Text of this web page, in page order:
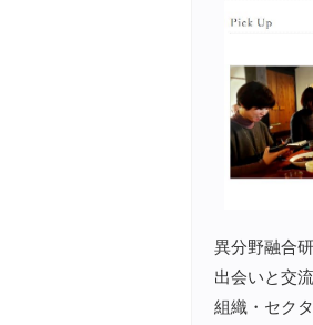
異分野融合
出会いと交
組織・セク